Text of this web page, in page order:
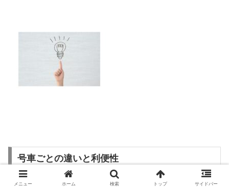
号車ごとの違いと利便性
メニュー ホーム 検索 トップ サイドバー